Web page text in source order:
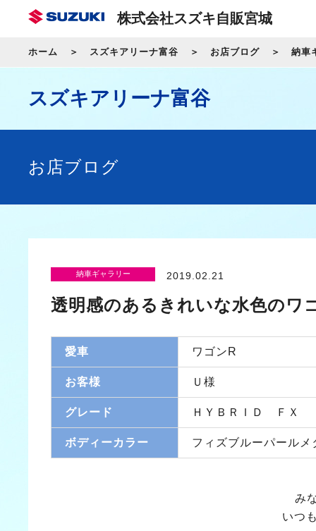
株式会社スズキ自販宮城
ホーム スズキアリーナ富谷 お店ブログ 納車
スズキアリーナ富谷
お店ブログ
納車ギャラリー 2019.02.21
透明感のあるきれいな水色のワ
愛車 ワゴンR
お客様 Ｕ様
グレード ＨＹＢＲＩＤ ＦＸ
ボディーカラー フィズブルーパールメ
み
いつ